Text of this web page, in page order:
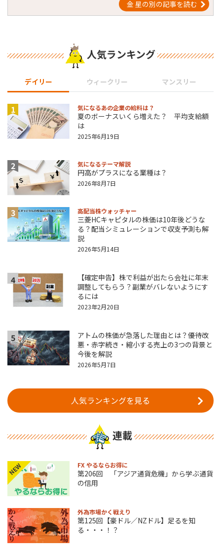
金 星の別の記事を読む
人気ランキング
デイリー ウィークリー マンスリー
1 気になるあの企業の給料は？
夏のボーナスいくら増えた？ 平均支給額
は
2025年6月19日
2 気になるテーマ解説
円高がプラスになる業種は？
2026年8月7日
3 高配当株ウォッチャー
三菱HCキャピタルの株価は10年後どうな
る？配当シミュレーションで収支予測も解
説
2026年5月14日
4
【確定申告】株で利益が出たら会社に年末
調整してもらう？副業がバレないようにす
るには
2023年2月20日
5
アトムの株価が急落した理由とは？優待改
悪・赤字続き・縮小する売上の3つの背景と
今後を解説
2026年5月7日
人気ランキングを見る
連載
NEW FX やるならお得に
第206回 「アジア通貨危機」から学ぶ通貨
の信用
外為市場かく戦えり
第125回【豪ドル／NZドル】足るを知
る・・・！？